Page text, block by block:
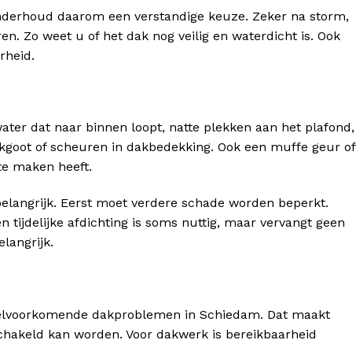
daarom een verstandige keuze. Zeker na storm,
Zo weet u of het dak nog veilig en waterdicht is. Ook
dat naar binnen loopt, natte plekken aan het plafond,
of scheuren in dakbedekking. Ook een muffe geur of
maken heeft.
Eerst moet verdere schade worden beperkt.
tijdelijke afdichting is soms nuttig, maar vervangt geen
dakproblemen in Schiedam. Dat maakt
kan worden. Voor dakwerk is bereikbaarheid